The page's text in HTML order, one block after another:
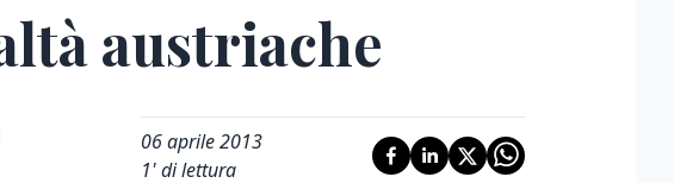
austriache
06 aprile 2013
1' di lettura